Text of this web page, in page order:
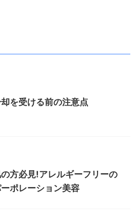
を受ける前の注意点
方必見!アレルギーフリーの
ポレーション美容